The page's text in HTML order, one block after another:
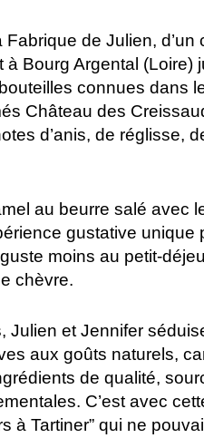
de Julien,
Bourg Argental (Loire)
connues dans
Château des
d’anis, de réglisse,
au beurre salé avec
gustative
moins au petit-
chèvre.
et Jennifer
aux goûts naturels,
de qualité,
C’est avec
Tartiner” qui ne